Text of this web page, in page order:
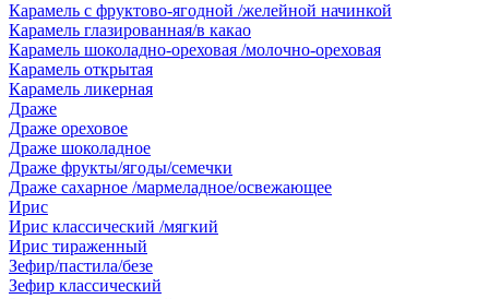
Карамель с фруктово-ягодной /желейной начинкой
Карамель глазированная/в какао
Карамель шоколадно-ореховая /молочно-ореховая
Карамель открытая
Карамель ликерная
Драже
Драже ореховое
Драже шоколадное
Драже фрукты/ягоды/семечки
Драже сахарное /мармеладное/освежающее
Ирис
Ирис классический /мягкий
Ирис тираженный
Зефир/пастила/безе
Зефир классический